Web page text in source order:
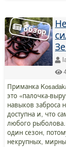
Приманка
это «палочка-
навыков заброса
доступна и, что
любого
один сезон,
некрупных,